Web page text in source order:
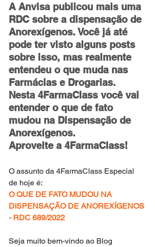
A Anvisa publicou mais uma
RDC sobre a dispensação de
Anorexígenos. Você já até
pode ter visto alguns posts
sobre isso, mas realmente
entendeu o que muda nas
Farmácias e Drogarias.
Nesta 4FarmaClass você vai
entender o que de fato
mudou na Dispensação de
Anorexígenos.
Aproveite a 4FarmaClass!
O assunto da 4FarmaClass Especial
de hoje é:
O QUE DE FATO MUDOU NA
DISPENSAÇÃO DE ANOREXÍGENOS
- RDC 689/2022
Seja muito bem-vindo ao Blog